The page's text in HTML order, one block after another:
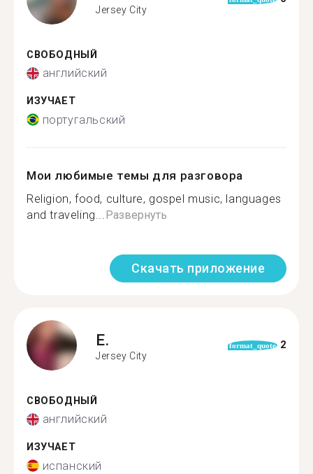
Jersey City
СВОБОДНЫЙ
английский
ИЗУЧАЕТ
португальский
Мои любимые темы для разговора
Religion, food, culture, gospel music, languages
and traveling... Развернуть
Скачать приложение
E.
Jersey City
format_quote 2
СВОБОДНЫЙ
английский
ИЗУЧАЕТ
испанский